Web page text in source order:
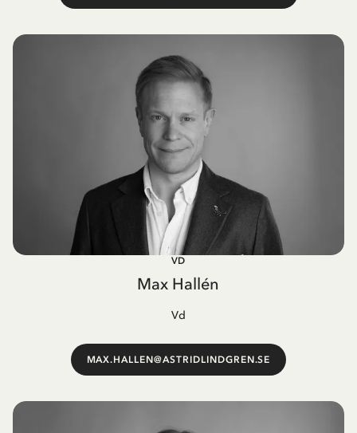
VD
Max Hallén
Vd
MAX.HALLEN@ASTRIDLINDGREN.SE